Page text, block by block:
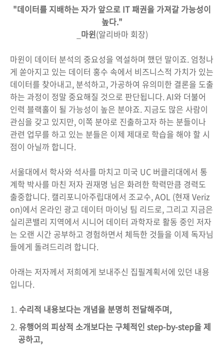
"데이터를 지배하는 자가 앞으로 IT 패권을 가져갈 가능성이
높다."
마윈(알리바마 회장)
마윈이 데이터 분석의 중요성을 역설하며 했던 말이죠. 엄청나
게 쏟아지고 있는 데이터 홍수 속에서 비즈니스적 가치가 있는
데이터를 찾아내고, 분석하고, 가공하여 유의미한 결론을 도출
하는 과정이 정말 중요해질 것으로 판단됩니다. AI와 더불어
인력 블랙홀이 될 가능성이 높은 분야죠. 지금도 많은 사람이
관심을 갖고 있지만, 이쪽 분야로 진출하고자 하는 분들이나
관련 업무를 하고 있는 분들은 이제 제대로 학습을 해야 할 시
점이 아닐까 합니다.
서울대에서 학사와 석사를 마치고 미국 UC 버클리대에서 통
계학 박사를 마친 저자 권재명 님은 화려한 학력만큼 경력도
출중합니다. 캘리포니아주립대에서 조교수, AOL (현재 Veriz
on)에서 온라인 광고 데이터 마이닝 팀 리드로, 그리고 지금은
실리콘밸리 지역에서 시니어 데이터 과학자로 활동 중인 저자
는 오랜 시간 공부하고 경험하면서 체득한 것들을 이제 독자님
들에게 돌려드리려 합니다.
아래는 저자께서 저희에게 보내주신 집필계획서에 있던 내용
입니다.
수리적 내용보다는 개념을 분명히 전달해주며,
유행어의 피상적 소개보다는 구체적인 step-by-step을 제
공하고,